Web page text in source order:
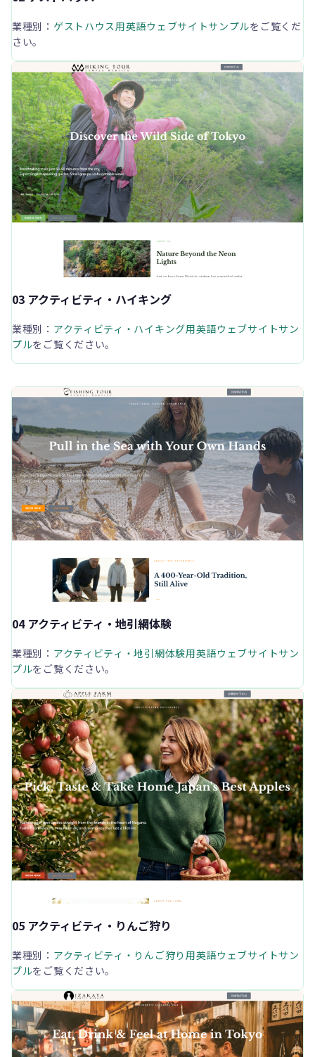
業種別： ゲストハウス用英語ウェブサイトサンプルをご覧くだ
さい。
03 アクティビティ・ハイキング
業種別： アクティビティ・ハイキング用英語ウェブサイトサン
プルをご覧ください。
04 アクティビティ・地引網体験
業種別： アクティビティ・地引網体験用英語ウェブサイトサン
プルをご覧ください。
05 アクティビティ・りんご狩り
業種別： アクティビティ・りんご狩り用英語ウェブサイトサン
プルをご覧ください。